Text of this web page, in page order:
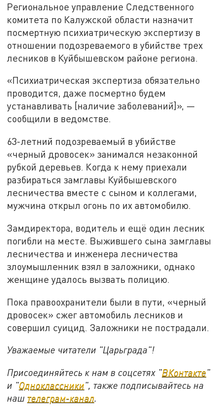
Региональное управление Следственного
комитета по Калужской области назначит
посмертную психиатрическую экспертизу в
отношении подозреваемого в убийстве трех
лесников в Куйбышевском районе региона.
«Психиатрическая экспертиза обязательно
проводится, даже посмертно будем
устанавливать [наличие заболеваний]», —
сообщили в ведомстве.
63-летний подозреваемый в убийстве
«черный дровосек» занимался незаконной
рубкой деревьев. Когда к нему приехали
разбираться замглавы Куйбышевского
лесничества вместе с сыном и коллегами,
мужчина открыл огонь по их автомобилю.
Замдиректора, водитель и ещё один лесник
погибли на месте. Выжившего сына замглавы
лесничества и инженера лесничества
злоумышленник взял в заложники, однако
женщине удалось вызвать полицию.
Пока правоохранители были в пути, «черный
дровосек» сжег автомобиль лесников и
совершил суицид. Заложники не пострадали.
Уважаемые читатели "Царьграда"!
Присоединяйтесь к нам в соцсетях "ВКонтакте"
и "Одноклассники", также подписывайтесь на
наш телеграм-канал.